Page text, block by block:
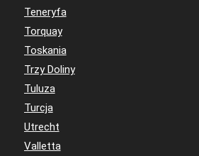
Teneryfa
Torquay
Toskania
Trzy Doliny
Tuluza
Turcja
Utrecht
Valletta